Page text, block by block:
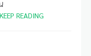
KEEP READING